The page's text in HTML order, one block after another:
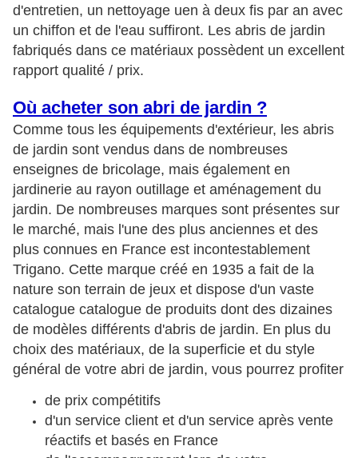
d'entretien, un nettoyage uen à deux fis par an avec
un chiffon et de l'eau suffiront. Les abris de jardin
fabriqués dans ce matériaux possèdent un excellent
rapport qualité / prix.
Où acheter son abri de jardin ?
Comme tous les équipements d'extérieur, les abris
de jardin sont vendus dans de nombreuses
enseignes de bricolage, mais également en
jardinerie au rayon outillage et aménagement du
jardin. De nombreuses marques sont présentes sur
le marché, mais l'une des plus anciennes et des
plus connues en France est incontestablement
Trigano. Cette marque créé en 1935 a fait de la
nature son terrain de jeux et dispose d'un vaste
catalogue catalogue de produits dont des dizaines
de modèles différents d'abris de jardin. En plus du
choix des matériaux, de la superficie et du style
général de votre abri de jardin, vous pourrez profiter
de prix compétitifs
d'un service client et d'un service après vente
réactifs et basés en France